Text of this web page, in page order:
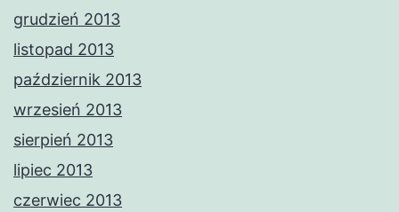
grudzień 2013
listopad 2013
październik 2013
wrzesień 2013
sierpień 2013
lipiec 2013
czerwiec 2013